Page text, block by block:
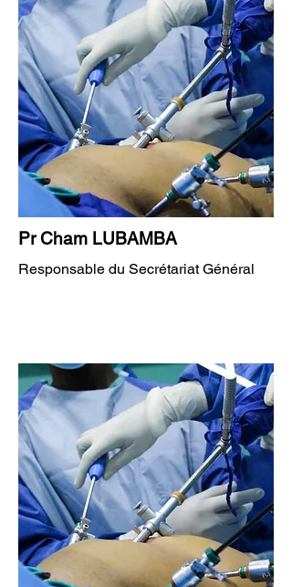
Pr Cham LUBAMBA
Responsable du Secrétariat Général